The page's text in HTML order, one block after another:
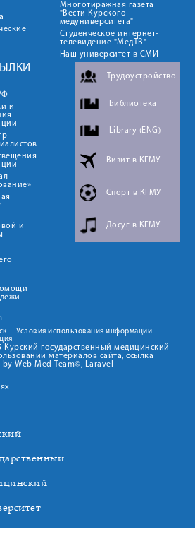
Многотиражная газета
"Вести Курского
медуниверситета"
Студенческое интернет-
телевидение "МедТВ"
Наш университет в СМИ
и
и
Трудоустройство
Библиотека
Library (ENG)
Визит в КГМУ
Спорт в КГМУ
Досуг в КГМУ
Условия использования информации
государственный медицинский
материалов сайта, ссылка
Web Med Team©, Laravel